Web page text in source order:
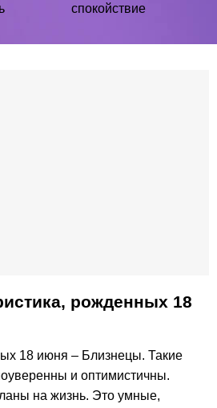
спокойствие
рожденных 18
18 июня – Близнецы. Такие
и оптимистичны.
на жизнь. Это умные,